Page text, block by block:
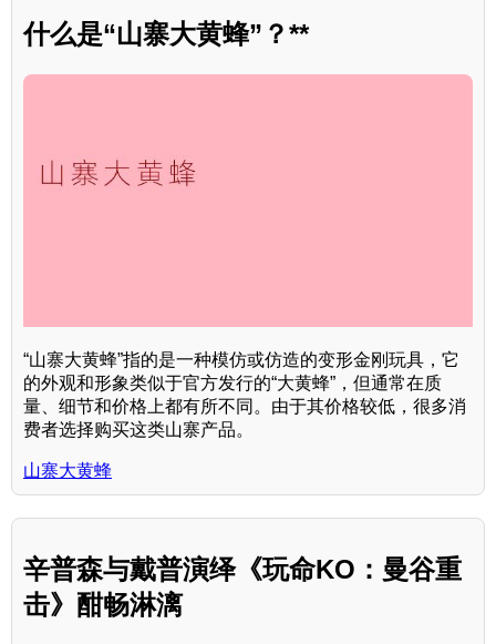
什么是“山寨大黄蜂”？**
“山寨大黄蜂”指的是一种模仿或仿造的变形金刚玩具，它
的外观和形象类似于官方发行的“大黄蜂”，但通常在质
量、细节和价格上都有所不同。由于其价格较低，很多消
费者选择购买这类山寨产品。
山寨大黄蜂
辛普森与戴普演绎《玩命KO：曼谷重
击》酣畅淋漓